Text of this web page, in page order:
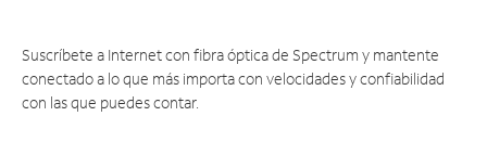
Suscríbete a Internet con fibra óptica de Spectrum y mantente
conectado a lo que más importa con velocidades y confiabilidad
con las que puedes contar.